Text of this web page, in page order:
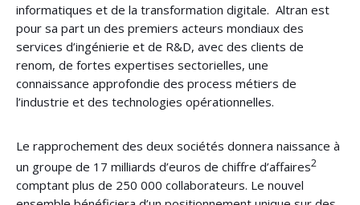
informatiques et de la transformation digitale. Altran est
pour sa part un des premiers acteurs mondiaux des
services d’ingénierie et de R&D, avec des clients de
renom, de fortes expertises sectorielles, une
connaissance approfondie des process métiers de
l’industrie et des technologies opérationnelles.
Le rapprochement des deux sociétés donnera naissance à
un groupe de 17 milliards d’euros de chiffre d’affaires2
comptant plus de 250 000 collaborateurs. Le nouvel